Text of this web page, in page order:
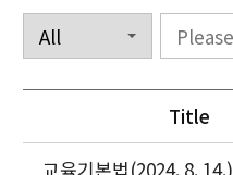
Title
교육기본법(2024. 8. 14.)